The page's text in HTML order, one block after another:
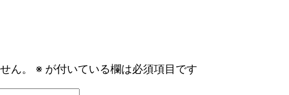
ん。 ※ が付いている欄は必須項目です